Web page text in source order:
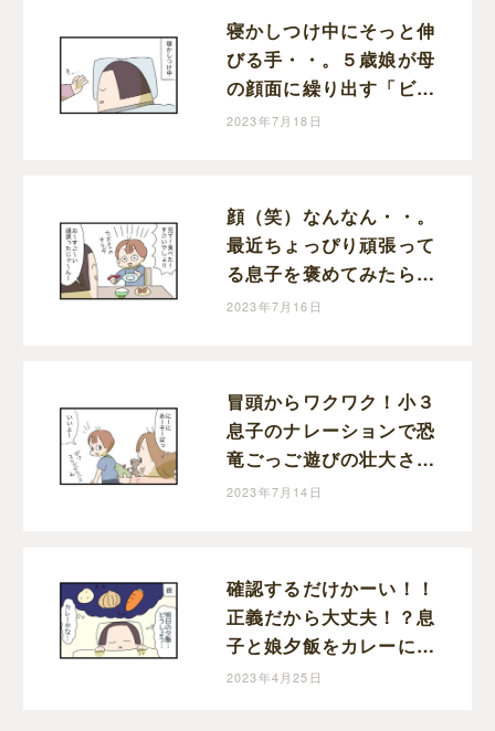
寝かしつけ中にそっと伸
びる手・・。５歳娘が母
の顔面に繰り出す「ビシ
ッ！」に感じた成長と動
2023年7月18日
顔（笑）なんなん・・。
最近ちょっぴり頑張って
る息子を褒めてみたら調
子ぶっこいてきた話｜ま
2023年7月16日
冒頭からワクワク！小３
息子のナレーションで恐
竜ごっご遊びの壮大さが
ハンパない！｜まりおの
2023年7月14日
確認するだけかーい！！
正義だから大丈夫！？息
子と娘夕飯をカレーにし
ようと決めた夜｜まりお
2023年4月25日